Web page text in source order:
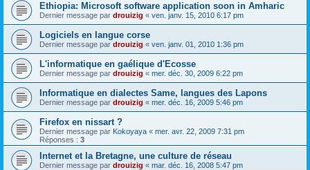
Ethiopia: Microsoft software application soon in Amharic
Dernier message par drouizig « ven. janv. 15, 2010 6:17 pm
Logiciels en langue corse
Dernier message par drouizig « ven. janv. 01, 2010 1:36 pm
L'informatique en gaélique d'Ecosse
Dernier message par drouizig « mer. déc. 30, 2009 6:22 pm
Informatique en dialectes Same, langues des Lapons
Dernier message par drouizig « mer. déc. 16, 2009 5:46 pm
Firefox en nissart ?
Dernier message par Kokoyaya « mer. avr. 22, 2009 7:31 pm
Réponses : 3
Internet et la Bretagne, une culture de réseau
Dernier message par drouizig « mar. déc. 16, 2008 5:47 pm